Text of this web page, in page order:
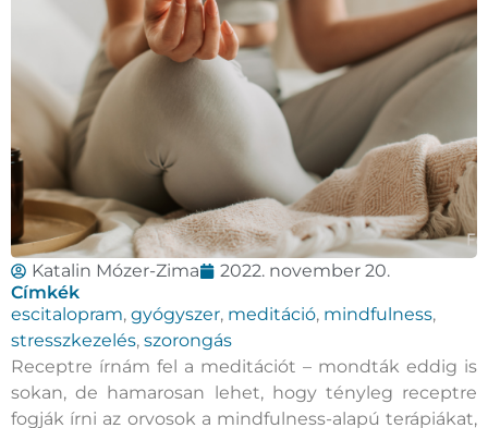
Katalin Mózer-Zima
2022. november 20.
Címkék
escitalopram, gyógyszer, meditáció, mindfulness,
stresszkezelés, szorongás
Receptre írnám fel a meditációt – mondták eddig is
sokan, de hamarosan lehet, hogy tényleg receptre
fogják írni az orvosok a mindfulness-alapú terápiákat,